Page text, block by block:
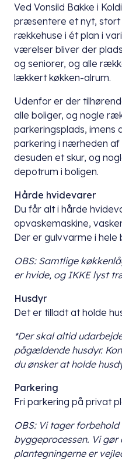
Ved Vonsild Bakke i
præsentere et nyt, stort
rækkehuse i ét plan i
værelser bliver der
og seniorer, og alle
lækkert køkken-alrum.
Udenfor er der
alle boliger, og nogle
parkeringsplads, imens
parkering i nærheden af
desuden et skur, og
depotrum i boligen.
Hårde hvidevarer
Du får alt i hårde
opvaskemaskine,
Der er gulvvarme i hele
OBS: Samtlige
er hvide, og IKKE lyst
Husdyr
Det er tilladt at holde
*Der skal altid
pågældende husdyr.
du ønsker at holde
Parkering
Fri parkering på privat
OBS: Vi tager
byggeprocessen. Vi
plantegningerne er